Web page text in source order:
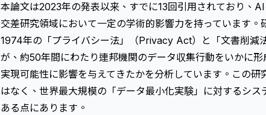
本論文は2023年の発表以来、すでに13回引用されており、
交差研究領域において一定の学術的影響力を持っています。
1974年の「プライバシー法」（Privacy Act）と「文書削減
が、約50年間にわたり連邦機関のデータ収集行動をいかに
実現可能性に影響を与えてきたかを分析しています。この
はなく、世界最大規模の「データ最小化実験」に対するシ
ある点にあります。